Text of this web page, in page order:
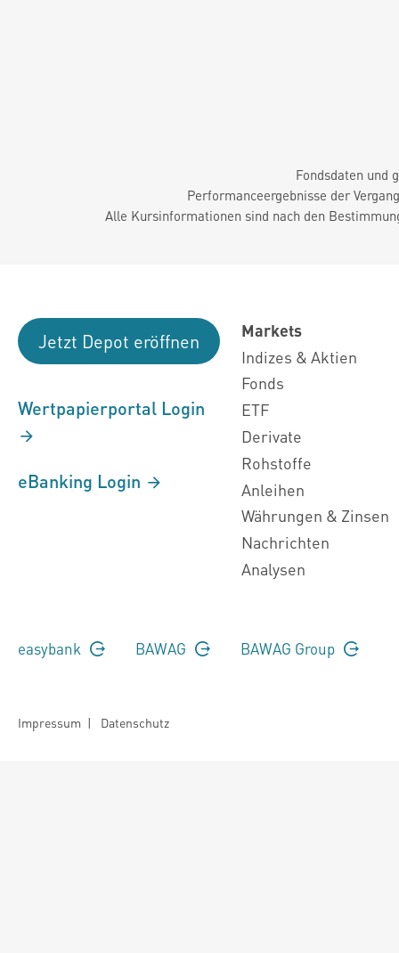
Fondsdaten und
Performanceergebnisse der
Alle Kursinformationen sind nach den
Jetzt Depot eröffnen
Wertpapierportal Login
eBanking Login
Markets
Indizes & Aktien
Fonds
ETF
Derivate
Rohstoffe
Anleihen
Währungen & Zinsen
Nachrichten
Analysen
easybank BAWAG BAWAG Group
Impressum | Datenschutz